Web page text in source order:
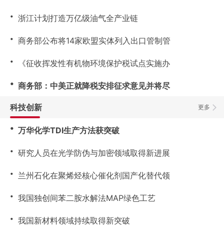
・ 浙江计划打造万亿级油气全产业链
・ 商务部公布将14家欧盟实体列入出口管制管
・ 《征收挥发性有机物环境保护税试点实施办
・ 商务部：中美正就降税安排征求意见并将尽
更多
科技创新
・ 万华化学TDI生产方法获突破
・ 研究人员在光学防伪与加密领域取得新进展
・ 兰州石化在聚烯烃核心催化剂国产化替代领
・ 我国独创间苯二胺水解法MAP绿色工艺
・ 我国新材料领域持续取得新突破